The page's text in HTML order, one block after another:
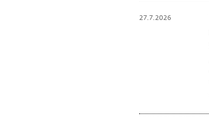
27.7.2026